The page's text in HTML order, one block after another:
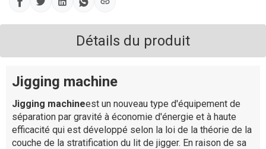
Détails du produit
Jigging machine
Jigging machineest un nouveau type d'équipement de
séparation par gravité à économie d'énergie et à haute
efficacité qui est développé selon la loi de la théorie de la
couche de la stratification du lit de jigger. En raison de sa